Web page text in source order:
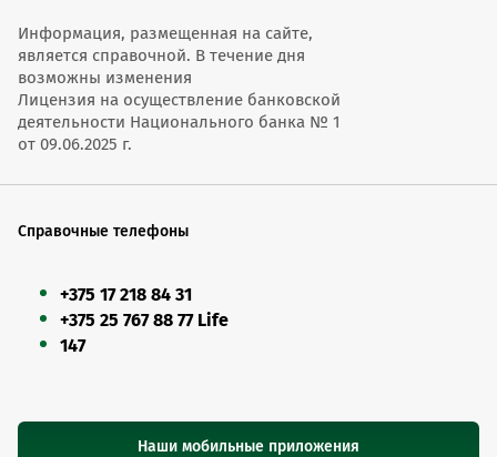
Информация, размещенная на сайте,
является справочной. В течение дня
возможны изменения
Лицензия на осуществление банковской
деятельности Национального банка № 1
от 09.06.2025 г.
Справочные телефоны
+375 17 218 84 31
+375 25 767 88 77 Life
147
Наши мобильные приложения